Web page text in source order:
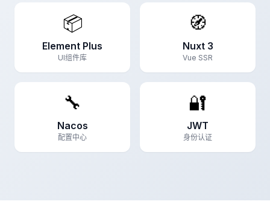
📦
Element Plus
UI组件库
🧭
Nuxt 3
Vue SSR
🔧
Nacos
配置中心
🔐
JWT
身份认证